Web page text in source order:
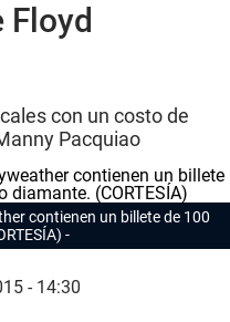
con un costo de
Pacquiao
contienen un billete de 100
- 14:30